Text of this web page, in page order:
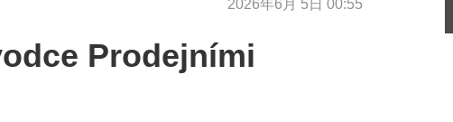
2026年6月 5日 00:55
Prodejními